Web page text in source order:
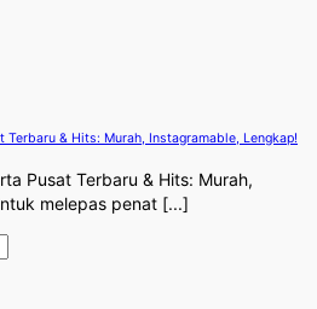
& Hits: Murah, Instagramable, Lengkap!
Pusat Terbaru & Hits: Murah,
melepas penat [...]